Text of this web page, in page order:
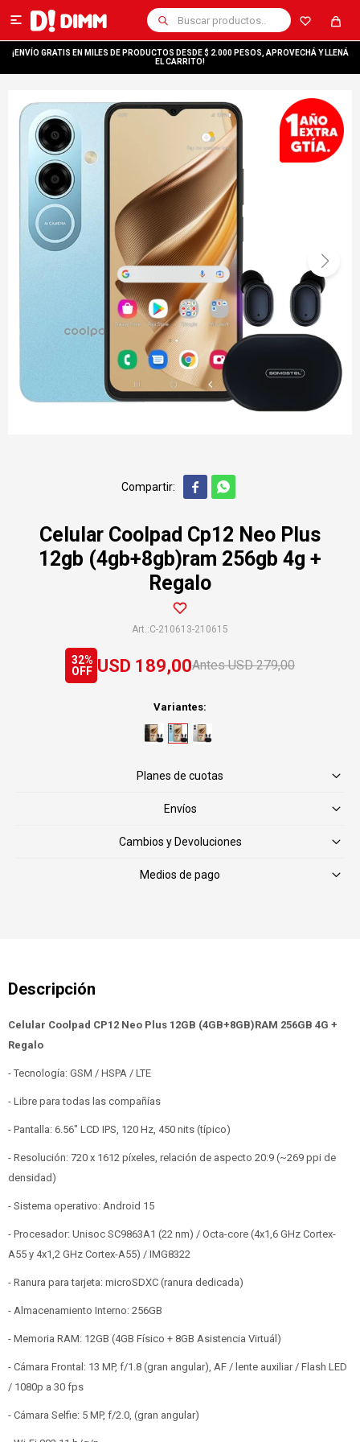

¡ENVÍO GRATIS EN MILES DE PRODUCTOS DESDE $ 2.000 PESOS, APROVECHÁ Y LLENÁ
EL CARRITO!
 
Celular Coolpad Cp12 Neo Plus
12gb (4gb+8gb)ram 256gb 4g +
Regalo
C-210613-210615
USD 189,00 USD 279,00
32
Variantes:
Planes de cuotas
Envíos
Cambios y Devoluciones
Medios de pago
Celular Coolpad CP12 Neo Plus 12GB (4GB+8GB)RAM 256GB 4G +
Regalo
- Tecnología: GSM / HSPA / LTE
- Libre para todas las compañías
- Pantalla: 6.56" LCD IPS, 120 Hz, 450 nits (típico)
- Resolución: 720 x 1612 píxeles, relación de aspecto 20:9 (~269 ppi de
densidad)
- Sistema operativo: Android 15
- Procesador: Unisoc SC9863A1 (22 nm) / Octa-core (4x1,6 GHz Cortex-
A55 y 4x1,2 GHz Cortex-A55) / IMG8322
- Ranura para tarjeta: microSDXC (ranura dedicada)
- Almacenamiento Interno: 256GB
- Memoria RAM: 12GB (4GB Físico + 8GB Asistencia Virtuál)
- Cámara Frontal: 13 MP, f/1.8 (gran angular), AF / lente auxiliar / Flash LED
/ 1080p a 30 fps
- Cámara Selfie: 5 MP, f/2.0, (gran angular)